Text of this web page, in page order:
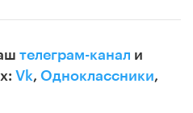
телеграм-канал и
Vk, Одноклассники,